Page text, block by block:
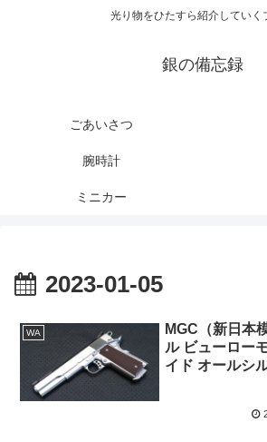
光り物をひたすら紹介していく
銀の備忘録
ごあいさつ
腕時計
ミニカー
2023-01-05
WA
MGC（新日本
ル ビューロー
イド オールシ